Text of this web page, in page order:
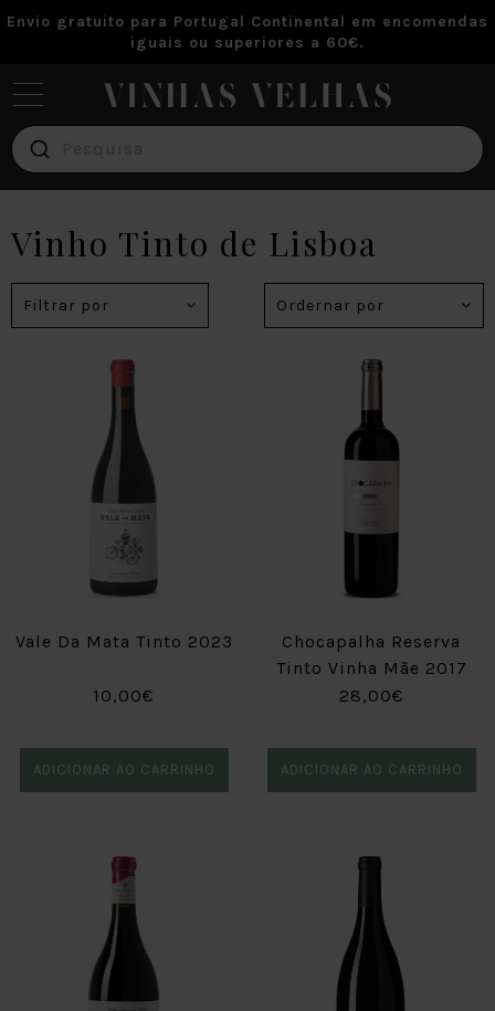
Vinho
Tinto
Vinho
Verde
Envio gratuito para Portugal Continental em encomendas
iguais ou superiores a 60€.
Vinho Tinto de Lisboa
Filtrar por Ordernar por
Vale Da Mata Tinto 2023
10,00€
ADICIONAR AO CARRINHO
Chocapalha Reserva
Tinto Vinha Mãe 2017
28,00€
ADICIONAR AO CARRINHO